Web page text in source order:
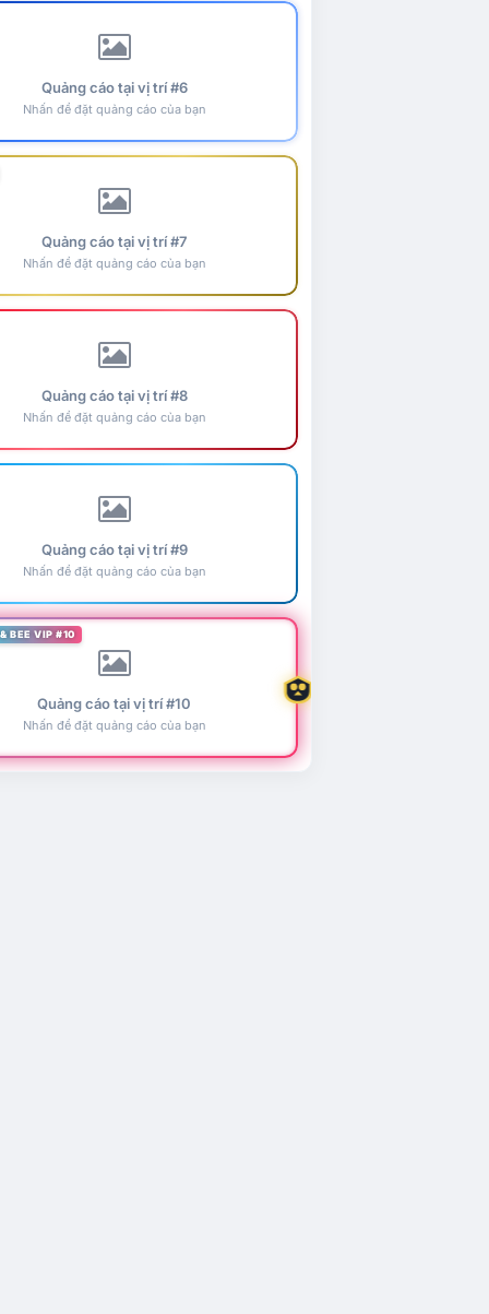
Quảng cáo tại vị trí #6
Nhấn để đặt quảng cáo của bạn
Quảng cáo tại vị trí #7
Nhấn để đặt quảng cáo của bạn
Quảng cáo tại vị trí #8
Nhấn để đặt quảng cáo của bạn
Quảng cáo tại vị trí #9
Nhấn để đặt quảng cáo của bạn
BEE VIP #10
Quảng cáo tại vị trí #10
Nhấn để đặt quảng cáo của bạn